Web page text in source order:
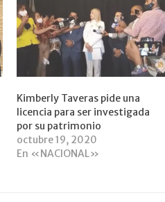
Kimberly Taveras pide una
licencia para ser investigada
por su patrimonio
octubre 19, 2020
En «NACIONAL»